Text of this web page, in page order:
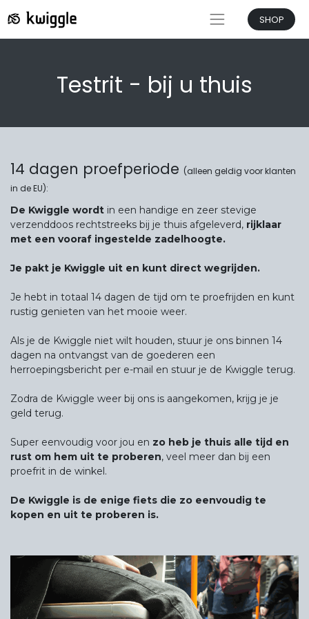
SHOP
Testrit - bij u thuis
14 dagen proefperiode (alleen geldig voor klanten
in de EU):
De Kwiggle wordt in een handige en zeer stevige
verzenddoos rechtstreeks bij je thuis afgeleverd, rijklaar
met een vooraf ingestelde zadelhoogte.
Je pakt je Kwiggle uit en kunt direct wegrijden.
Je hebt in totaal 14 dagen de tijd om te proefrijden en kunt
rustig genieten van het mooie weer.
Als je de Kwiggle niet wilt houden, stuur je ons binnen 14
dagen na ontvangst van de goederen een
herroepingsbericht per e-mail en stuur je de Kwiggle terug.
Zodra de Kwiggle weer bij ons is aangekomen, krijg je je
geld terug.
Super eenvoudig voor jou en zo heb je thuis alle tijd en
rust om hem uit te proberen, veel meer dan bij een
proefrit in de winkel.
De Kwiggle is de enige fiets die zo eenvoudig te
kopen en uit te proberen is.